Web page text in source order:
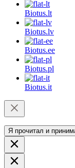
Biotus.lt
Biotus.lv
Biotus.ee
Biotus.pl
Biotus.it
Я прочитал и